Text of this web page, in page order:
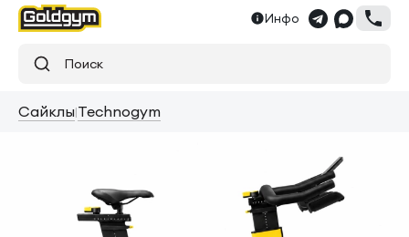
Инфо
Поиск
Сайклы|Technogym